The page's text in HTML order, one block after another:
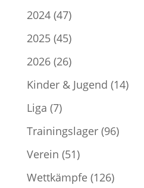
2024(47)
2025(45)
2026(26)
Kinder & Jugend (14)
Liga (7)
Trainingslager(96)
Verein (51)
Wettkämpfe(126)